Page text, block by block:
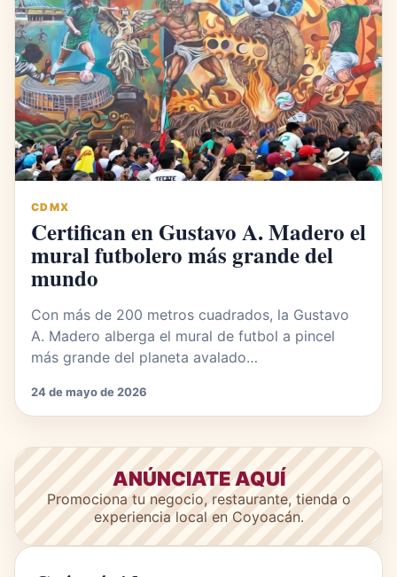
CDMX
Certifican en Gustavo A. Madero el
mural futbolero más grande del
mundo
Con más de 200 metros cuadrados, la Gustavo
A. Madero alberga el mural de futbol a pincel
más grande del planeta avalado…
24 de mayo de 2026
ANÚNCIATE AQUÍ
Promociona tu negocio, restaurante, tienda o
experiencia local en Coyoacán.